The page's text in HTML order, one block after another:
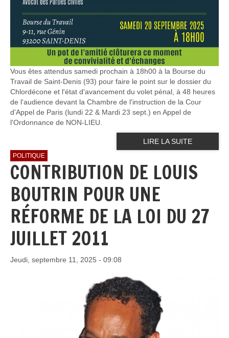
Vous êtes attendus samedi prochain à 18h00 à la Bourse du
Travail de Saint-Denis (93) pour faire le point sur le dossier du
Chlordécone et l'état d'avancement du volet pénal, à 48 heures
de l'audience devant la Chambre de l'instruction de la Cour
d'Appel de Paris (lundi 22 & Mardi 23 sept.) en Appel de
l'Ordonnance de NON-LIEU.
LIRE LA SUITE
POLITIQUE
CONTRIBUTION DE LOUIS
BOUTRIN POUR UNE
RÉFORME DE LA LOI DU 27
JUILLET 2011
Jeudi, septembre 11, 2025 - 09:08